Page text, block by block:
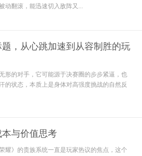
动翻滚，能迅速切入敌阵又...
，从心跳加速到从容制胜的玩
形的对手，它可能源于决赛圈的步步紧逼，也
的状态，本质上是身体对高强度挑战的自然反
与价值思考
耀》的贵族系统一直是玩家热议的焦点，这个